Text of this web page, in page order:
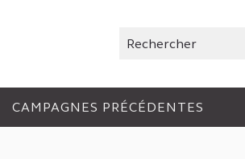
Rechercher
CAMPAGNES PRÉCÉDENTES